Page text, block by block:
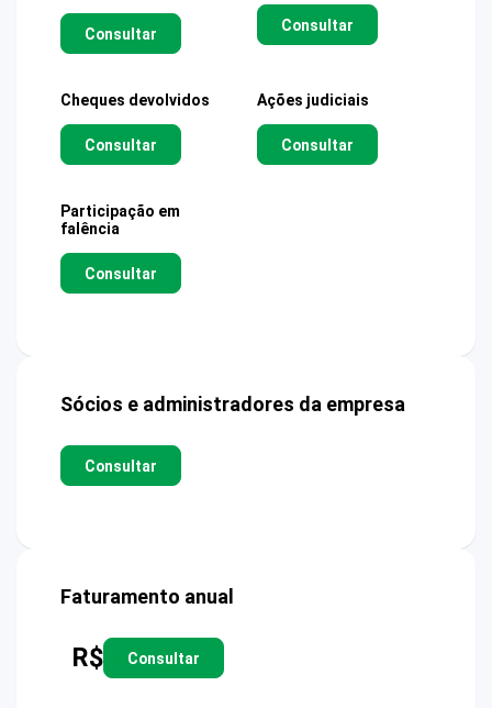
Consultar Consultar
Cheques devolvidos
Consultar
Ações judiciais
Consultar
Participação em
falência
Consultar
Sócios e administradores da empresa
Consultar
Faturamento anual
R$ Consultar